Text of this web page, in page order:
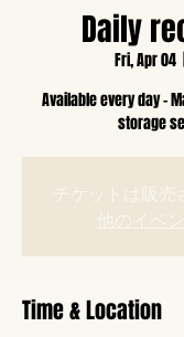
Daily
Fri, Apr 04
  |
Available every day -
storage
チケットは販
他のイベ
Time & Location